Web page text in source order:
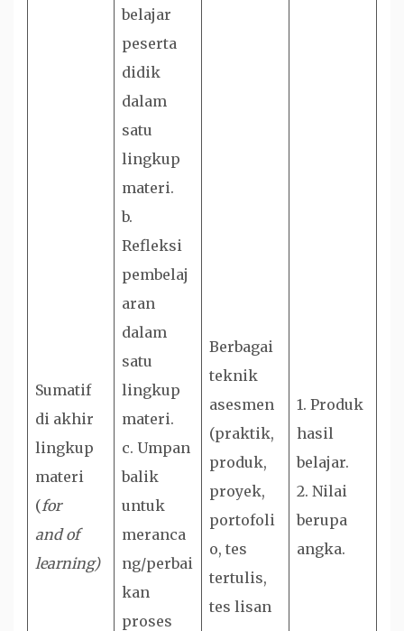
Sumatif
di akhir
lingkup
materi
(for
and of
learning)
belajar
peserta
didik
dalam
satu
lingkup
materi.
b.
Refleksi
pembelaj
aran
dalam
satu
lingkup
materi.
c. Umpan
balik
untuk
meranca
ng/perbai
kan
proses
Berbagai
teknik
asesmen
(praktik,
produk,
proyek,
portofoli
o, tes
tertulis,
tes lisan
1. Produk
hasil
belajar.
2. Nilai
berupa
angka.